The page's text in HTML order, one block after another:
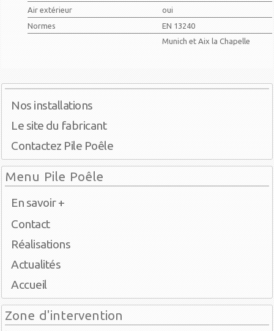
Air extérieur
oui
Normes
EN 13240
Munich et Aix la Chapelle
Nos installations
Le site du fabricant
Contactez Pile Poêle
Menu Pile Poêle
En savoir +
Contact
Réalisations
Actualités
Accueil
Zone d'intervention